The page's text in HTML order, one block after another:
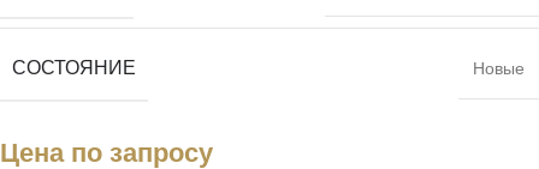
СОСТОЯНИЕ Новые
Цена по запросу